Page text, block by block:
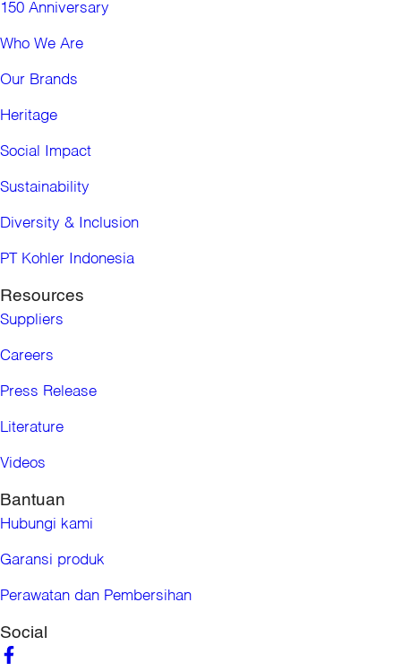
150 Anniversary
Who We Are
Our Brands
Heritage
Social Impact
Sustainability
Diversity & Inclusion
PT Kohler Indonesia
Resources
Suppliers
Careers
Press Release
Literature
Videos
Bantuan
Hubungi kami
Garansi produk
Perawatan dan Pembersihan
Social